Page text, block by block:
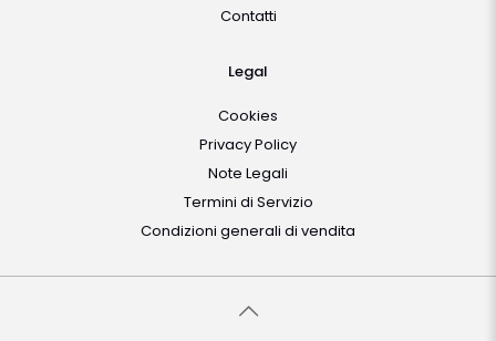
Contatti
Legal
Cookies
Privacy Policy
Note Legali
Termini di Servizio
Condizioni generali di vendita